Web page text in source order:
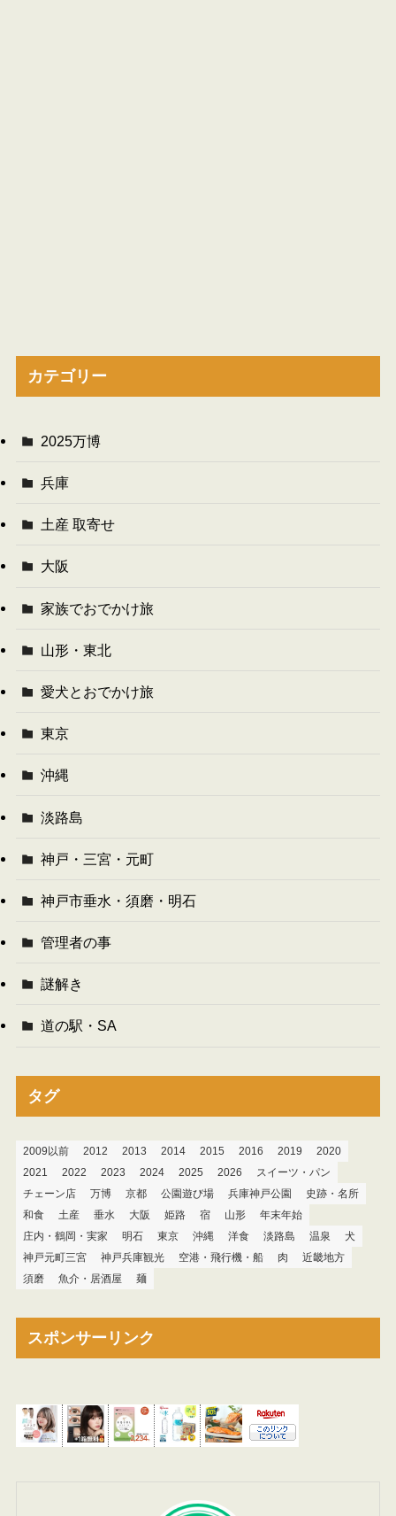
カテゴリー
2025万博
兵庫
土産 取寄せ
大阪
家族でおでかけ旅
山形・東北
愛犬とおでかけ旅
東京
沖縄
淡路島
神戸・三宮・元町
神戸市垂水・須磨・明石
管理者の事
謎解き
道の駅・SA
タグ
2009以前 2012 2013 2014 2015 2016 2019
2020
2021
2022 2023 2024 2025 2026
スイーツ・パン
チェーン店
万博 京都 公園遊び場 兵庫神戸公園
史跡・名所
和食
土産 垂水 大阪 姫路 宿 山形
年末年始
庄内・鶴岡・実家
明石 東京 沖縄 洋食 淡路島 温泉
犬
神戸元町三宮
神戸兵庫観光 空港・飛行機・船 肉
近畿地方
須磨
魚介・居酒屋 麺
スポンサーリンク